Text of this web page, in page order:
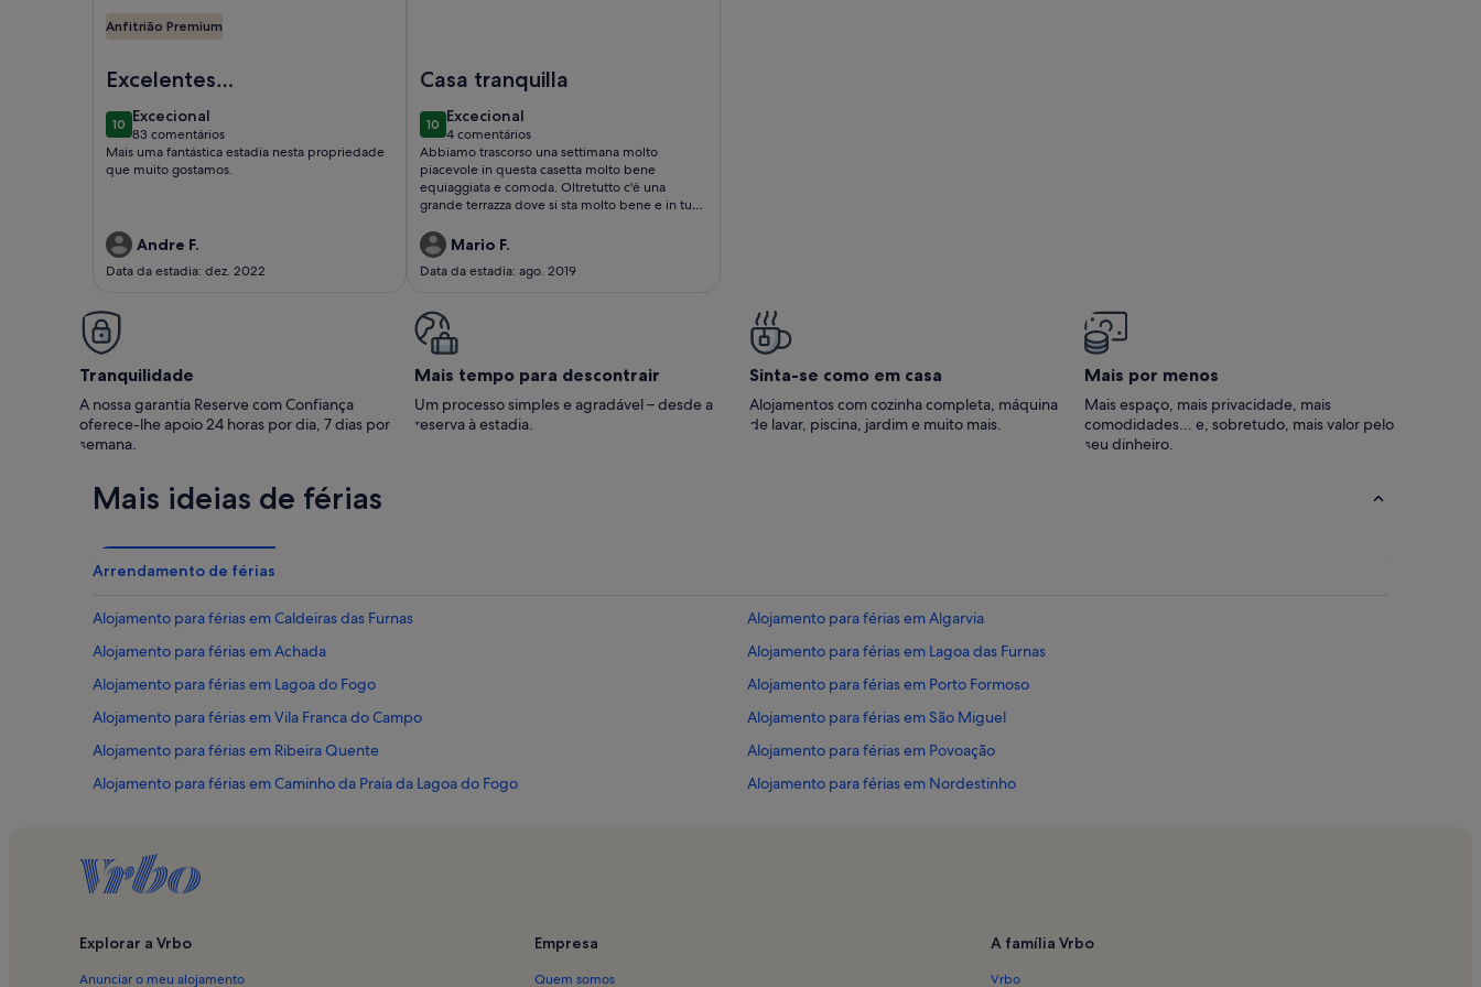
Anfitrião Premium
Excelentes
momentos
1010 de 10
Excecional
excecional
83 comentários
(83
comentários)
Mais uma fantástica estadia nesta propriedade
que muito gostamos.
Andre F.
Data da estadia: dez. 2022
Casa tranquilla
1010 de 10
Excecional
excecional
4 comentários
(4
comentários)
Abbiamo trascorso una settimana molto
piacevole in questa casetta molto bene
equiaggiata e comoda. Oltretutto c'è una
grande terrazza dove si sta molto bene e in tutta
caminate, bagni e escurssioni.
Mario F.
Data da estadia: ago. 2019
Tranquilidade
A nossa garantia Reserve com Confiança
oferece-lhe apoio 24 horas por dia, 7 dias por
semana.
Mais tempo para descontrair
Um processo simples e agradável – desde a
reserva à estadia.
Sinta-se como em casa
Alojamentos com cozinha completa, máquina
de lavar, piscina, jardim e muito mais.
Mais por menos
Mais espaço, mais privacidade, mais
comodidades... e, sobretudo, mais valor pelo
seu dinheiro.
Mais ideias de férias
Arrendamento de férias
Alojamento para férias em Caldeiras das Furnas
Alojamento para férias em Algarvia
Alojamento para férias em Achada
Alojamento para férias em Lagoa das Furnas
Alojamento para férias em Lagoa do Fogo
Alojamento para férias em Porto Formoso
Alojamento para férias em Vila Franca do Campo
Alojamento para férias em São Miguel
Alojamento para férias em Ribeira Quente
Alojamento para férias em Povoação
Alojamento para férias em Caminho da Praia da Lagoa do Fogo
Alojamento para férias em Nordestinho
Alojamento para férias em Cascata Salto da Farinha
Alojamento para férias em Ribeira Seca
Alojamento para férias em Poça da Dona Beija
Alojamento para férias em Praia dos Moinhos
Alojamento para férias em Furnas
Explorar a Vrbo
Anunciar o meu alojamento
Empresa
Quem somos
A família Vrbo
Vrbo